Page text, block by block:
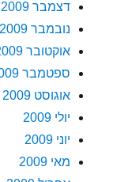
דצמבר 2009
נובמבר 2009
אוקטובר 2009
ספטמבר 2009
אוגוסט 2009
יולי 2009
יוני 2009
מאי 2009